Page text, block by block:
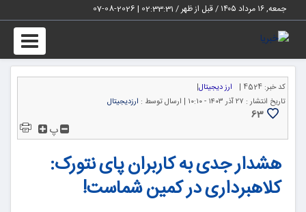
جمعه, ۱۶ مرداد ۱۴۰۵ / قبل از ظهر / 02:33:31
|
2026-08-07
کد خبر: 4524 | ارز دیجیتال|
تاریخ انتشار : ۲۷ آذر ۱۴۰۳ - ۱۰:۱۰ | ارسال توسط : ارزدیجیتال
63
پ
هشدار جدی به کاربران پای نتورک:
کلاهبرداری در کمین شماست!